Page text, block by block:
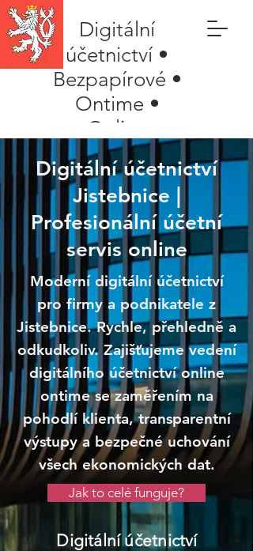
Digitální
účetnictví •
Bezpapírové •
Ontime •
Online
Digitální účetnictví
Jistebnice |
Profesionální účetní
servis online
Moderní digitální účetnictví
pro firmy a podnikatele z
Jistebnice. Rychle, přehledně a
odkudkoliv. Zajišťujeme vedení
digitálního účetnictví online
ontime se zaměřením na
pohodlí klienta, transparentní
výstupy a bezpečné uchování
všech ekonomických dat.
Jak to celé funguje?
Digitální účetnictví